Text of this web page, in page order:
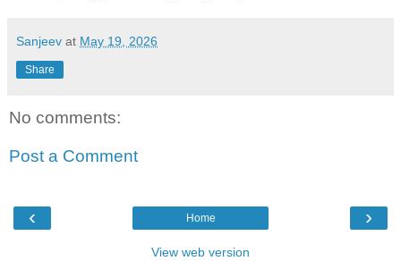
Sanjeev at May 19, 2026
Share
No comments:
Post a Comment
‹ ›
Home
View web version